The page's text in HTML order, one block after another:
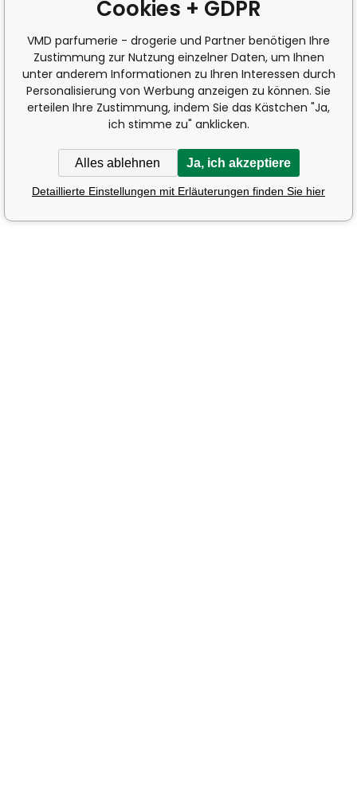
Cookies + GDPR
VMD parfumerie - drogerie und Partner benötigen Ihre
Zustimmung zur Nutzung einzelner Daten, um Ihnen
unter anderem Informationen zu Ihren Interessen durch
Personalisierung von Werbung anzeigen zu können. Sie
erteilen Ihre Zustimmung, indem Sie das Kästchen "Ja,
ich stimme zu" anklicken.
Alles ablehnen Ja, ich akzeptiere
Detaillierte Einstellungen mit Erläuterungen finden Sie hier